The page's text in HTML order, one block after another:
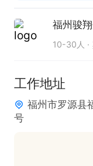
福州骏
10-30人
工作地址
福州市罗源县
号